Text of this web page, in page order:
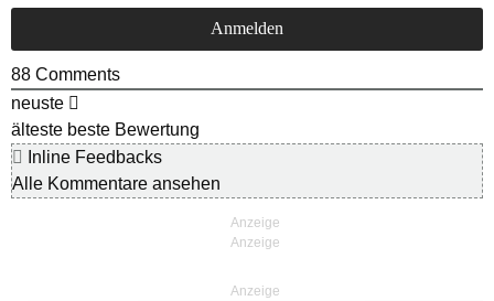
88 Comments
neuste
älteste beste Bewertung
Inline Feedbacks
Alle Kommentare ansehen
Anzeige